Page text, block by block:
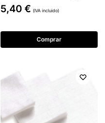
5,40 € (IVA incluido)
Comprar